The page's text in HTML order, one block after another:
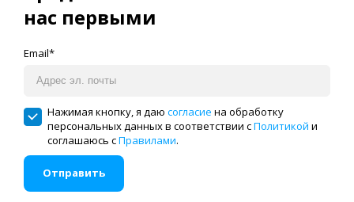
нас первыми
Email*
Нажимая кнопку, я даю согласие на обработку
персональных данных в соответствии сПолитикой и
соглашаюсь сПравилами.
Отправить
Способы оплаты
Гарантия и возврат
Сервис и ремонт
Инструкции
Вопрос-ответ
Технология пошива
Деталировки оборудования